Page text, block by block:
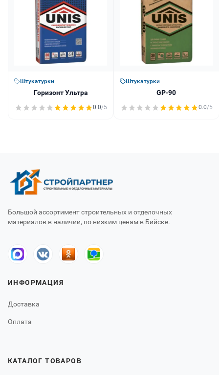
Штукатурки
Горизонт Ультра
0.0/5
Штукатурки
GP-90
0.0/5
Большой ассортимент строительных и отделочных
материалов в наличии, по низким ценам в Бийске.
ИНФОРМАЦИЯ
Доставка
Оплата
КАТАЛОГ ТОВАРОВ